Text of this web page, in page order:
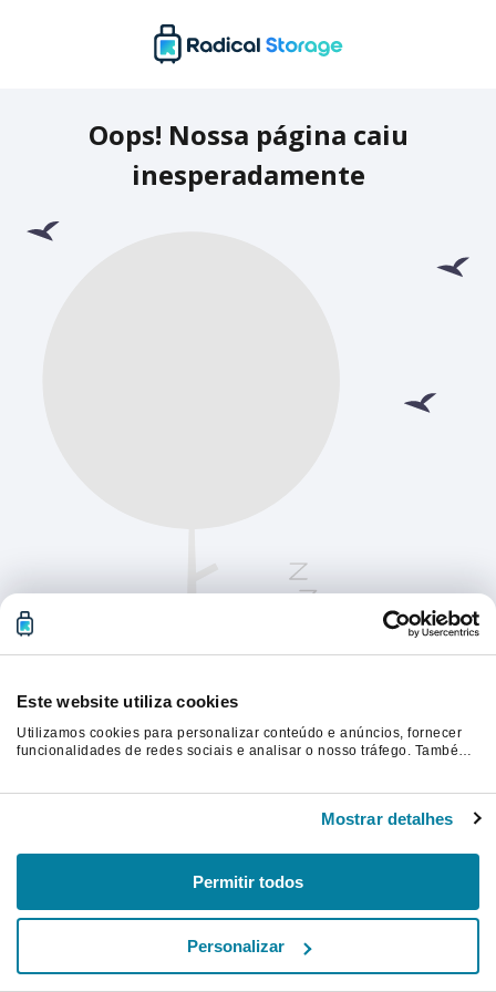
Este website utiliza cookies
Utilizamos cookies para personalizar conteúdo e anúncios, fornecer
funcionalidades de redes sociais e analisar o nosso tráfego. Também
recolhidas por estes a partir da sua utilização dos respetivos serviços.
Mostrar detalhes
Permitir todos
Personalizar
Oops! Nossa página caiu
inesperadamente
Atualize a página para continuar.
Atualizar